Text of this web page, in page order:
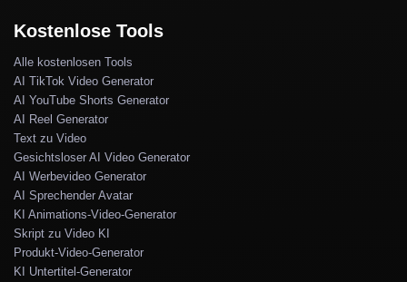
Kostenlose Tools
Alle kostenlosen Tools
AI TikTok Video Generator
AI YouTube Shorts Generator
AI Reel Generator
Text zu Video
Gesichtsloser AI Video Generator
AI Werbevideo Generator
AI Sprechender Avatar
KI Animations-Video-Generator
Skript zu Video KI
Produkt-Video-Generator
KI Untertitel-Generator